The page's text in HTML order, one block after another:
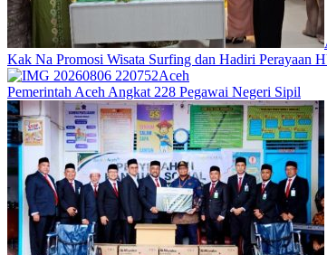
Kak Na Promosi Wisata Surfing dan Hadiri Perayaan
Aceh
Pemerintah Aceh Angkat 228 Pegawai Negeri Sipil